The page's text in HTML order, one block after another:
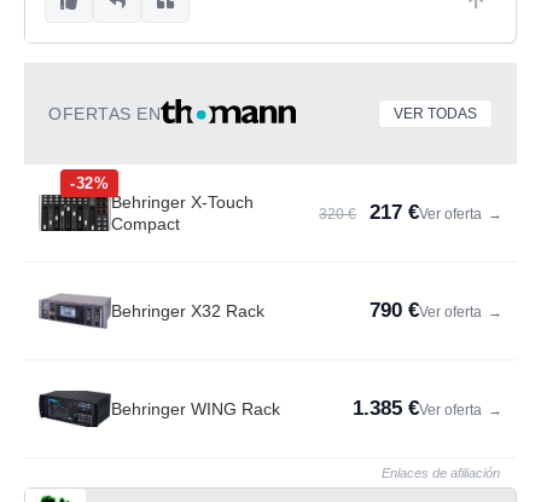
OFERTAS EN VER TODAS
-32%
Behringer X-Touch
Compact
320 € 217 €Ver oferta →
Behringer X32 Rack 790 €Ver oferta →
Behringer WING Rack 1.385 €Ver oferta →
Enlaces de afiliación